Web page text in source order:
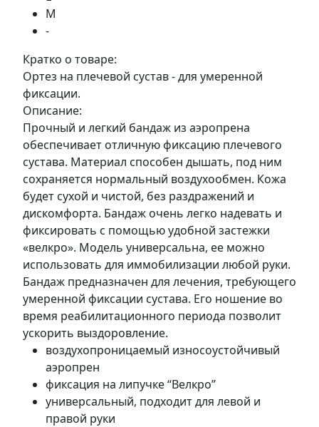
M
-
Кратко о товаре:
Ортез на плечевой сустав - для умеренной
фиксации.
Описание:
Прочный и легкий бандаж из аэропрена
обеспечивает отличную фиксацию плечевого
сустава. Материал способен дышать, под ним
сохраняется нормальный воздухообмен. Кожа
будет сухой и чистой, без раздражений и
дискомфорта. Бандаж очень легко надевать и
фиксировать с помощью удобной застежки
«велкро». Модель универсальна, ее можно
использовать для иммобилизации любой руки.
Бандаж предназначен для лечения, требующего
умеренной фиксации сустава. Его ношение во
время реабилитационного периода позволит
ускорить выздоровление.
воздухопроницаемый износоустойчивый
аэропрен
фиксация на липучке “Велкро”
универсальный, подходит для левой и
правой руки